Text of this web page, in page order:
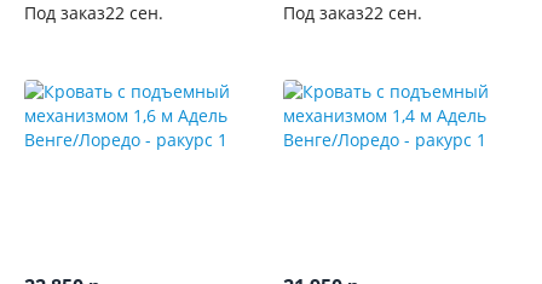
Под заказ22 сен.
Под заказ22 сен.
изголовья
С
фрезеровкой